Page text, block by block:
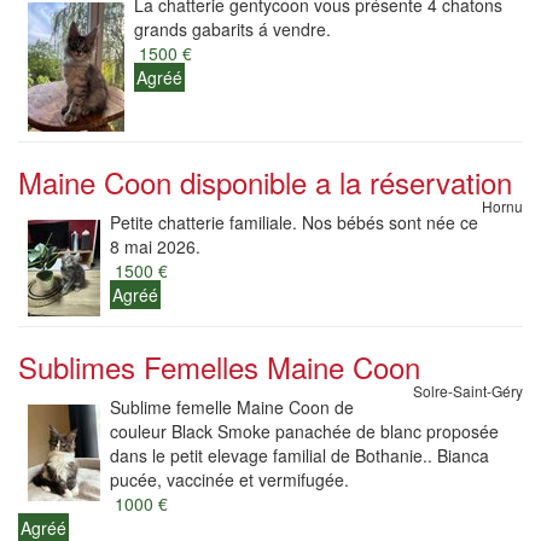
La chatterie gentycoon vous présente 4 chatons
grands gabarits á vendre.
1500 €
Agréé
Maine Coon disponible a la réservation
Hornu
Petite chatterie familiale. Nos bébés sont née ce
8 mai 2026.
1500 €
Agréé
Sublimes Femelles Maine Coon
Solre-Saint-Géry
Sublime femelle Maine Coon de
couleur Black Smoke panachée de blanc proposée
dans le petit elevage familial de Bothanie.. Bianca
pucée, vaccinée et vermifugée.
1000 €
Agréé